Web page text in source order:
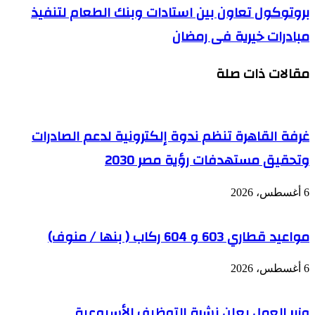
بروتوكول تعاون بين استادات وبنك الطعام لتنفيذ
مبادرات خيرية فى رمضان
مقالات ذات صلة
غرفة القاهرة تنظم ندوة إلكترونية لدعم الصادرات
وتحقيق مستهدفات رؤية مصر 2030
6 أغسطس، 2026
مواعيد قطاري 603 و 604 ركاب ( بنها / منوف)
6 أغسطس، 2026